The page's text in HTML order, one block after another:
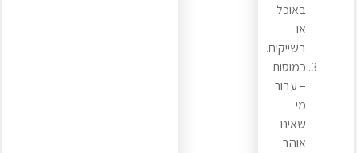
באוכל
או
בשייקים.
כמוסות
– עבור
מי
שאינו
אוהב